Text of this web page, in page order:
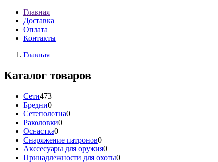
Главная
Доставка
Оплата
Контакты
Главная
Каталог товаров
Сети473
Бредни0
Сетеполотна0
Раколовки0
Оснастка0
Снаряжение патронов0
Акссесуары для оружия0
Принадлежности для охоты0